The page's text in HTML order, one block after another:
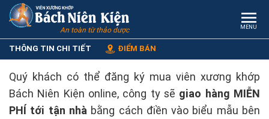
An toàn từ thảo dược MENU
THÔNG TIN CHI TIẾT ĐIỂM BÁN
Quý khách có thể đăng ký mua viên xương khớp
Bách Niên Kiện online, công ty sẽ giao hàng MIỄN
PHÍ tới tận nhà bằng cách điền vào biểu mẫu bên